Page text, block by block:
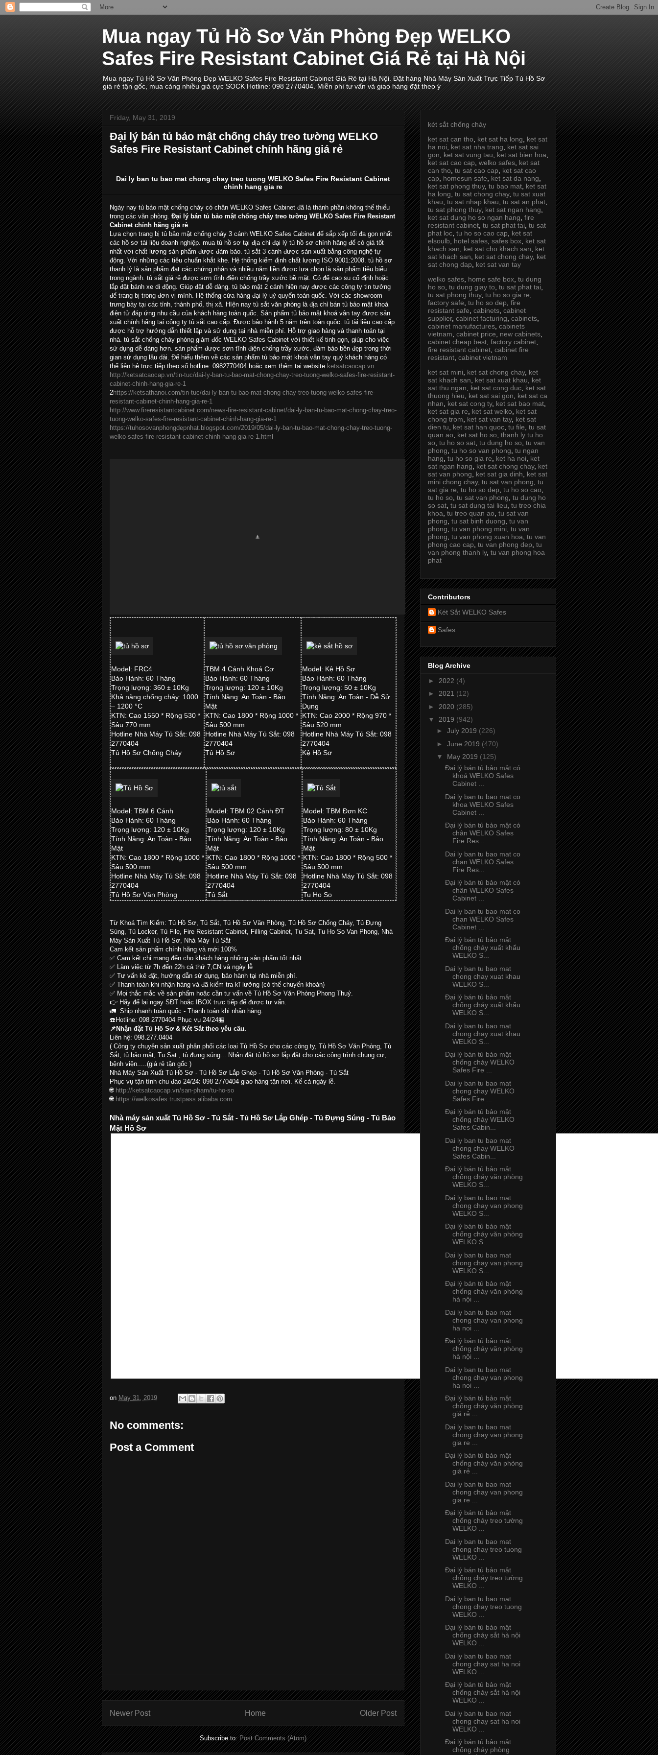
Mua ngay Tủ Hồ Sơ Văn Phòng Đẹp WELKO
Safes Fire Resistant Cabinet Giá Rẻ tại Hà Nội
Mua ngay Tủ Hồ Sơ Văn Phòng Đẹp WELKO Safes Fire Resistant Cabinet Giá Rẻ tại Hà Nội. Đặt hàng Nhà Máy Sản Xuất Trực Tiếp Tủ Hồ Sơ
giá rẻ tận gốc, mua càng nhiều giá cực SOCK Hotline: 098 2770404. Miễn phí tư vấn và giao hàng đặt theo ý
Friday, May 31, 2019
Đại lý bán tủ bảo mật chống cháy treo tường WELKO
Safes Fire Resistant Cabinet chính hãng giá rẻ
Dai ly ban tu bao mat chong chay treo tuong WELKO Safes Fire Resistant Cabinet
chinh hang gia re
Ngày nay tủ bảo mật chống cháy có chân WELKO Safes Cabinet đã là thành phần không thể thiếu
trong các văn phòng. Đại lý bán tủ bảo mật chống cháy treo tường WELKO Safes Fire Resistant
Cabinet chính hãng giá rẻ
Lựa chọn trang bị tủ bảo mật chống cháy 3 cánh WELKO Safes Cabinet để sắp xếp tối đa gọn nhất
các hồ sơ tài liệu doanh nghiệp. mua tủ hồ sơ tại địa chỉ đại lý tủ hồ sơ chính hãng để có giá tốt
nhất với chất lượng sản phẩm được đảm bảo. tủ sắt 3 cánh được sản xuất bằng công nghệ tự
động. Với những các tiêu chuẩn khắt khe. Hệ thống kiểm định chất lượng ISO 9001:2008. tủ hồ sơ
thanh lý là sản phẩm đạt các chứng nhận và nhiều năm liền được lựa chọn là sản phẩm tiêu biểu
trong ngành. tủ sắt giá rẻ được sơn tĩnh điện chống trầy xước bề mặt. Có đế cao su cố định hoặc
lắp đặt bánh xe di động. Giúp đặt dễ dàng. tủ bảo mật 2 cánh hiện nay được các công ty tin tưởng
để trang bị trong đơn vị mình. Hệ thống cửa hàng đại lý uỷ quyển toàn quốc. Với các showroom
trưng bày tại các tỉnh, thành phố, thị xã. HIện nay tủ sắt văn phòng là địa chỉ bán tủ bảo mật khoá
điện tử đáp ứng nhu cầu của khách hàng toàn quốc. Sản phẩm tủ bảo mật khoá vân tay được sản
xuất chính hãng tại công ty tủ sắt cao cấp. Được bảo hành 5 năm trên toàn quốc. tủ tài liệu cao cấp
được hỗ trợ hướng dẫn thiết lập và sử dụng tại nhà miễn phí. Hỗ trợ giao hàng và thanh toán tại
nhà. tủ sắt chống cháy phòng giám đốc WELKO Safes Cabinet với thiết kế tinh gọn, giúp cho việc
sử dụng dễ dàng hơn. sản phẩm được sơn tĩnh điện chống trầy xước. đảm bảo bền đẹp trong thời
gian sử dụng lâu dài. Để hiểu thêm về các sản phẩm tủ bảo mật khoá vân tay quý khách hàng có
thể liên hệ trực tiếp theo số hotline: 0982770404 hoặc xem thêm tại website ketsatcaocap.vn
http://ketsatcaocap.vn/tin-tuc/dai-ly-ban-tu-bao-mat-chong-chay-treo-tuong-welko-safes-fire-resistant-
cabinet-chinh-hang-gia-re-1
2https://ketsathanoi.com/tin-tuc/dai-ly-ban-tu-bao-mat-chong-chay-treo-tuong-welko-safes-fire-
resistant-cabinet-chinh-hang-gia-re-1
http://www.fireresistantcabinet.com/news-fire-resistant-cabinet/dai-ly-ban-tu-bao-mat-chong-chay-treo-
tuong-welko-safes-fire-resistant-cabinet-chinh-hang-gia-re-1
https://tuhosovanphongdepnhat.blogspot.com/2019/05/dai-ly-ban-tu-bao-mat-chong-chay-treo-tuong-
welko-safes-fire-resistant-cabinet-chinh-hang-gia-re-1.html
Model: FRC4
Bảo Hành: 60 Tháng
Trọng lượng: 360 ± 10Kg
Khả năng chống cháy: 1000
– 1200 °C
KTN: Cao 1550 * Rộng 530 *
Sâu 770 mm
Hotline Nhà Máy Tủ Sắt: 098
2770404
Tủ Hồ Sơ Chống Cháy
TBM 4 Cánh Khoá Cơ
Bảo Hành: 60 Tháng
Trọng lượng: 120 ± 10Kg
Tính Năng: An Toàn - Bảo
Mật
KTN: Cao 1800 * Rộng 1000 *
Sâu 500 mm
Hotline Nhà Máy Tủ Sắt: 098
2770404
Tủ Hồ Sơ
Model: Kệ Hồ Sơ
Bảo Hành: 60 Tháng
Trọng lượng: 50 ± 10Kg
Tính Năng: An Toàn - Dễ Sử
Dụng
KTN: Cao 2000 * Rộng 970 *
Sâu 520 mm
Hotline Nhà Máy Tủ Sắt: 098
2770404
Kệ Hồ Sơ
Model: TBM 6 Cánh
Bảo Hành: 60 Tháng
Trọng lượng: 120 ± 10Kg
Tính Năng: An Toàn - Bảo
Mật
KTN: Cao 1800 * Rộng 1000 *
Sâu 500 mm
Hotline Nhà Máy Tủ Sắt: 098
2770404
Tủ Hồ Sơ Văn Phòng
Model: TBM 02 Cánh ĐT
Bảo Hành: 60 Tháng
Trọng lượng: 120 ± 10Kg
Tính Năng: An Toàn - Bảo
Mật
KTN: Cao 1800 * Rộng 1000 *
Sâu 500 mm
Hotline Nhà Máy Tủ Sắt: 098
2770404
Tủ Sắt
Model: TBM Đơn KC
Bảo Hành: 60 Tháng
Trọng lượng: 80 ± 10Kg
Tính Năng: An Toàn - Bảo
Mật
KTN: Cao 1800 * Rộng 500 *
Sâu 500 mm
Hotline Nhà Máy Tủ Sắt: 098
2770404
Tu Ho So
Từ Khoá Tìm Kiếm: Tủ Hồ Sơ, Tủ Sắt, Tủ Hồ Sơ Văn Phòng, Tủ Hồ Sơ Chống Cháy, Tủ Đựng
Súng, Tủ Locker, Tủ File, Fire Resistant Cabinet, Filling Cabinet, Tu Sat, Tu Ho So Van Phong, Nhà
Máy Sản Xuất Tủ Hồ Sơ, Nhà Máy Tủ Sắt
Cam kết sản phẩm chính hãng và mới 100%
✅ Cam kết chỉ mang đến cho khách hàng những sản phẩm tốt nhất.
✅ Làm việc từ 7h đến 22h cả thứ 7,CN và ngày lễ
✅ Tư vấn kê đặt, hướng dẫn sử dụng, bảo hành tại nhà miễn phí.
✅ Thanh toán khi nhận hàng và đã kiểm tra kĩ lưỡng (có thể chuyển khoản)
✅ Mọi thắc mắc về sản phẩm hoặc cần tư vấn về Tủ Hồ Sơ Văn Phòng Phong Thuỷ.
👉 Hãy để lại ngay SĐT hoặc IBOX trực tiếp để được tư vấn.
🚛 Ship nhanh toàn quốc - Thanh toán khi nhận hàng.
☎️Hotline: 098 2770404 Phục vụ 24/24🏪
📌Nhận đặt Tủ Hồ Sơ & Két Sắt theo yêu cầu.
Liên hệ: 098.277.0404
( Công ty chuyên sản xuất phân phối các loại Tủ Hồ Sơ cho các công ty, Tủ Hồ Sơ Văn Phòng, Tủ
Sắt, tủ bảo mật, Tu Sat , tủ đựng súng... Nhận đặt tủ hồ sơ lắp đặt cho các công trình chung cư,
bệnh viện.....(giá rẻ tận gốc )
Nhà Máy Sản Xuất Tủ Hồ Sơ - Tủ Hồ Sơ Lắp Ghép - Tủ Hồ Sơ Văn Phòng - Tủ Sắt
Phục vụ tận tình chu đáo 24/24: 098 2770404 giao hàng tận nơi. Kể cả ngày lễ.
🌐 http://ketsatcaocap.vn/san-pham/tu-ho-so
🌐 https://welkosafes.trustpass.alibaba.com
Nhà máy sản xuất Tủ Hồ Sơ - Tủ Sắt - Tủ Hồ Sơ Lắp Ghép - Tủ Đựng Súng - Tủ Bảo
Mật Hồ Sơ
on May 31, 2019
No comments:
Post a Comment
Newer Post Older Post
Home
Subscribe to:Post Comments (Atom)
két sắt chống cháy
ket sat can tho
ket sat ha long
ket sat
ha noi
ket sat nha trang
ket sat sai
gon
ket sat vung tau ket sat bien hoa
ket sat cao cap welko safes ket sat
can tho tu sat cao cap
ket sat cao
cap
homesun safe ket sat da nang
ket sat phong thuy, tu bao mat ket sat
ha long tu sat chong chay, tu sat xuat
khau tu sat nhap khau tu sat an phat
tu sat phong thuy, ket sat ngan hang
ket sat dung ho so ngan hang fire
resistant cabinet tu sat phat tai tu sat
phat loc tu ho so cao cap
ket sat
elsoulb
hotel safes safes box ket sat
khach san
ket sat cho khach san
ket
sat khach san
ket sat chong chay, ket
sat chong dap
ket sat van tay
welko safes home safe box tu dung
ho so tu dung giay to tu sat phat tai
tu sat phong thuy, tu ho so gia re
factory safe tu ho so dep fire
resistant safe cabinets cabinet
supplier, cabinet facturing cabinets
cabinet manufactures cabinets
vietnam cabinet price new cabinets
cabinet cheap best factory cabinet
fire resistant cabinet cabinet fire
resistant cabinet vietnam
ket sat mini
ket sat chong chay, ket
sat khach san
ket sat xuat khau
ket
sat thu ngan
ket sat cong duc ket sat
thuong hieu
ket sat sai gon
ket sat ca
nhan
ket sat cong ty, ket sat bao mat
ket sat gia re
ket sat welko
ket sat
chong trom
ket sat van tay, ket sat
dien tu
ket sat han quoc tu file tu sat
quan ao
ket sat ho so thanh ly tu ho
so tu ho so sat tu dung ho so tu van
phong tu ho so van phong tu ngan
hang tu ho so gia re ket ha noi
ket
sat ngan hang
ket sat chong chay, ket
sat van phong
ket sat gia dinh
ket sat
mini chong chay, tu sat van phong tu
sat gia re tu ho so dep tu ho so cao
tu ho so tu sat van phong tu dung ho
so sat tu sat dung tai lieu tu treo chia
khoa tu treo quan ao tu sat van
phong tu sat binh duong tu van
phong tu van phong mini tu van
phong tu van phong xuan hoa tu van
phong cao cap tu van phong dep tu
van phong thanh ly, tu van phong hoa
phat
Contributors
Két Sắt WELKO Safes
Safes
Blog Archive
► 2022 (4)
► 2021 (12)
► 2020 (285)
▼ 2019 (942)
► July 2019 (226)
► June 2019 (470)
▼ May 2019 (125)
Đại lý bán tủ bảo mật có
khoá WELKO Safes
Cabinet ...
Dai ly ban tu bao mat co
khoa WELKO Safes
Cabinet ...
Đại lý bán tủ bảo mật có
chân WELKO Safes
Fire Res...
Dai ly ban tu bao mat co
chan WELKO Safes
Fire Res...
Đại lý bán tủ bảo mật có
chân WELKO Safes
Cabinet ...
Dai ly ban tu bao mat co
chan WELKO Safes
Cabinet ...
Đại lý bán tủ bảo mật
chống cháy xuất khẩu
WELKO S...
Dai ly ban tu bao mat
chong chay xuat khau
WELKO S...
Đại lý bán tủ bảo mật
chống cháy xuất khẩu
WELKO S...
Dai ly ban tu bao mat
chong chay xuat khau
WELKO S...
Đại lý bán tủ bảo mật
chống cháy WELKO
Safes Fire ...
Dai ly ban tu bao mat
chong chay WELKO
Safes Fire ...
Đại lý bán tủ bảo mật
chống cháy WELKO
Safes Cabin...
Dai ly ban tu bao mat
chong chay WELKO
Safes Cabin...
Đại lý bán tủ bảo mật
chống cháy văn phòng
WELKO S...
Dai ly ban tu bao mat
chong chay van phong
WELKO S...
Đại lý bán tủ bảo mật
chống cháy văn phòng
WELKO S...
Dai ly ban tu bao mat
chong chay van phong
WELKO S...
Đại lý bán tủ bảo mật
chống cháy văn phòng
hà nội ...
Dai ly ban tu bao mat
chong chay van phong
ha noi ...
Đại lý bán tủ bảo mật
chống cháy văn phòng
hà nội ...
Dai ly ban tu bao mat
chong chay van phong
ha noi ...
Đại lý bán tủ bảo mật
chống cháy văn phòng
giá rẻ ...
Dai ly ban tu bao mat
chong chay van phong
gia re ...
Đại lý bán tủ bảo mật
chống cháy văn phòng
giá rẻ ...
Dai ly ban tu bao mat
chong chay van phong
gia re ...
Đại lý bán tủ bảo mật
chống cháy treo tường
WELKO ...
Dai ly ban tu bao mat
chong chay treo tuong
WELKO ...
Đại lý bán tủ bảo mật
chống cháy treo tường
WELKO ...
Dai ly ban tu bao mat
chong chay treo tuong
WELKO ...
Đại lý bán tủ bảo mật
chống cháy sắt hà nội
WELKO ...
Dai ly ban tu bao mat
chong chay sat ha noi
WELKO ...
Đại lý bán tủ bảo mật
chống cháy sắt hà nội
WELKO ...
Dai ly ban tu bao mat
chong chay sat ha noi
WELKO ...
Đại lý bán tủ bảo mật
chống cháy phòng